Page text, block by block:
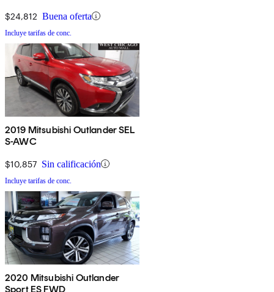
$24,812 Buena oferta
Incluye tarifas de conc.
2019 Mitsubishi Outlander SEL
S-AWC
$10,857 Sin calificación
Incluye tarifas de conc.
2020 Mitsubishi Outlander
Sport ES FWD